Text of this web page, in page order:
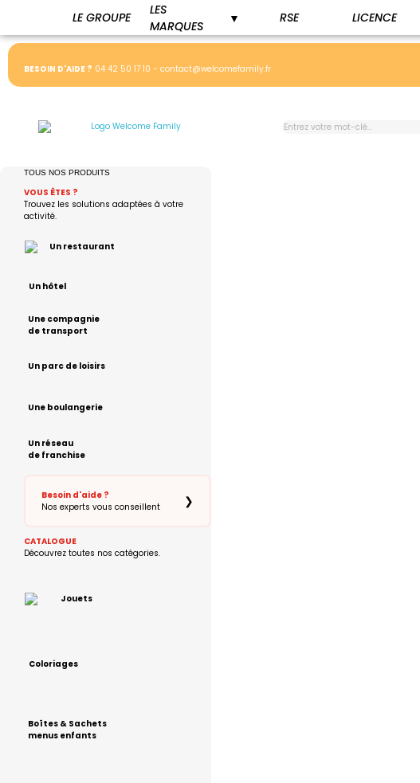
LE GROUPE
LES
MARQUES
▼ RSE LICENCE
BESOIN D'AIDE ? 04 42 50 17 10 - contact@welcomefamily.fr
TOUS NOS PRODUITS
VOUS ÊTES ?
Trouvez les solutions adaptées à votre
activité.
Un restaurant
Un hôtel
Une compagnie
de transport
Un parc de loisirs
Une boulangerie
Un réseau
de franchise
Besoin d'aide ?
Nos experts vous conseillent
❯
CATALOGUE
Découvrez toutes nos catégories.
Jouets
Coloriages
Boîtes & Sachets
menus enfants